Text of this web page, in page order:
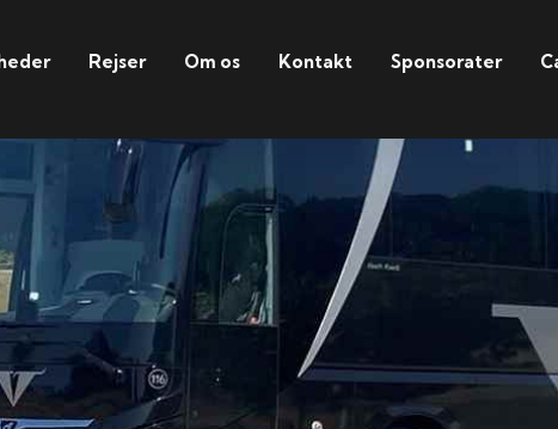
Rejser Om os Kontakt Sponsorater